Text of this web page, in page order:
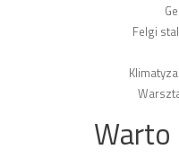
Felgi
Warto